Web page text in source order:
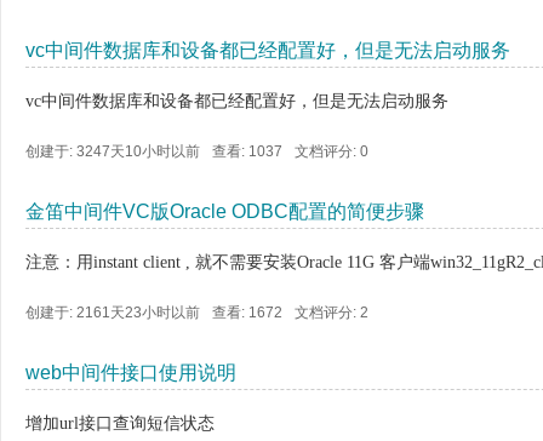
vc中间件数据库和设备都已经配置好，但是无法启动服务
vc中间件数据库和设备都已经配置好，但是无法启动服务
创建于: 3247天10小时以前 查看: 1037 文档评分: 0
金笛中间件VC版Oracle ODBC配置的简便步骤
注意：用instant client , 就不需要安装Oracle 11G 客户端
创建于: 2161天23小时以前 查看: 1672 文档评分: 2
web中间件接口使用说明
增加url接口查询短信状态